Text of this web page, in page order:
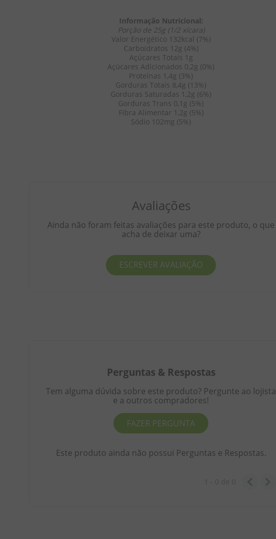
Informação Nutricional:
Porção de 25g (1/2 xícara)
Valor Energético 132kcal (7%)
Carboidratos 12g (4%)
Açúcares Totais 1g
Açúcares Adicionados 0,2g (0%)
Proteínas 1,4g (3%)
Gorduras Totais 8,4g (13%)
Gorduras Saturadas 1,2g (6%)
Gorduras Trans 0,1g (5%)
Fibra Alimentar 1,2g (5%)
Sódio 102mg (5%)
Avaliações
Ainda não foram feitas avaliações para este produto, o que
acha de deixar uma?
ESCREVER AVALIAÇÃO
Perguntas & Respostas
Tem alguma dúvida sobre este produto? Pergunte ao lojista
e a outros compradores!
FAZER PERGUNTA
Este produto ainda não possui Perguntas e Respostas.
COMPRAR COMPRAR